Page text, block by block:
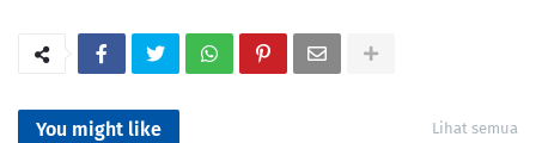
You might like Lihat semua